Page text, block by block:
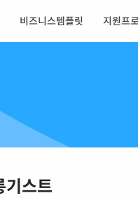
비즈니스템플릿 지원프
기스트